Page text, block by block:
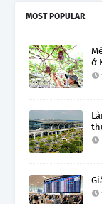
MOST POPULAR
ở